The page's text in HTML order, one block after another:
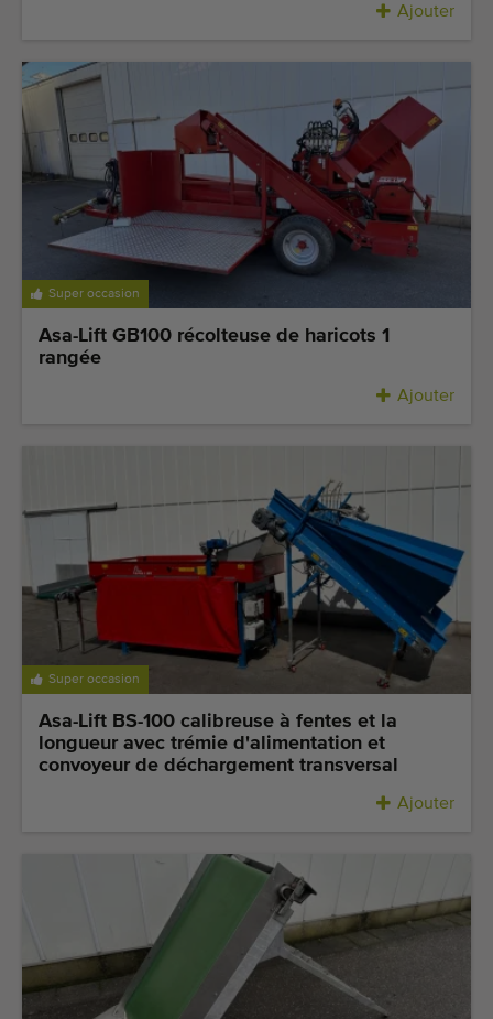
Ajouter
Super occasion
Asa-Lift GB100 récolteuse de haricots 1
rangée
Ajouter
Super occasion
Asa-Lift BS-100 calibreuse à fentes et la
longueur avec trémie d'alimentation et
convoyeur de déchargement transversal
Ajouter